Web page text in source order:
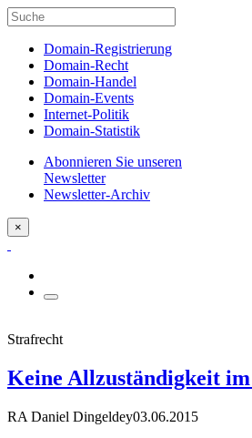
Domain-Registrierung
Domain-Recht
Domain-Handel
Domain-Events
Internet-Politik
Domain-Statistik
Abonnieren Sie unseren
Newsletter
Newsletter-Archiv
×
Strafrecht
Keine Allzuständigkeit
RA Daniel Dingeldey03.06.2015